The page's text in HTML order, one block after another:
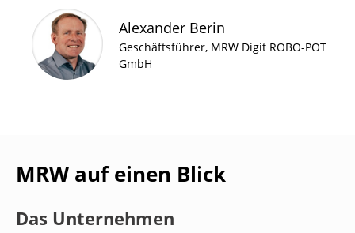
Alexander Berin
Geschäftsführer, MRW Digit ROBO-POT
GmbH
MRW auf einen Blick
Das Unternehmen